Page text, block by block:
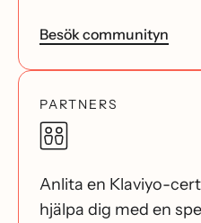
Besök communityn
PARTNERS
Anlita en Klaviyo-
hjälpa dig med en